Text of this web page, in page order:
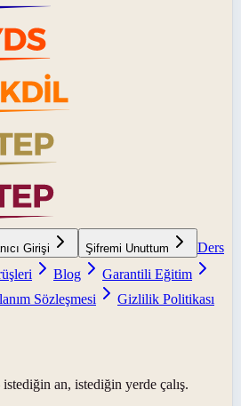
Girişi Şifremi Unuttum
Ders
Blog
Garantili Eğitim
Sözleşmesi
Gizlilik Politikası
an, istediğin yerde çalış.